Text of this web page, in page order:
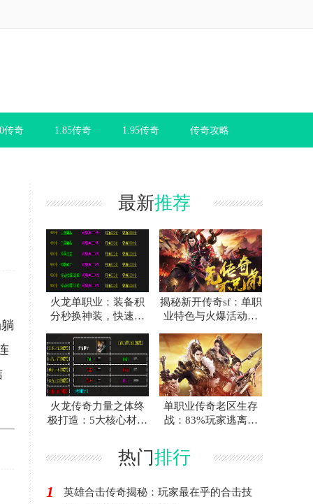
传奇 1.85传奇 1.95传奇 传奇攻略
最新推荐
火龙单职业：装备积
分秒换神装，快速提
揭秘新开传奇sf：单职
业特色与火爆活动趋
火龙传奇力量之体终
极打造：5大核心材料
单职业传奇老区生存
战：83%玩家逃离真
热门排行
1
英雄合击传奇揭秘：玩家最在乎的合击技